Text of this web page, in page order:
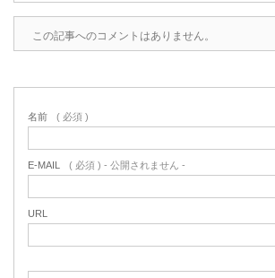
この記事へのコメントはありません。
名前 ( 必須 )
E-MAIL ( 必須 ) - 公開されません -
URL